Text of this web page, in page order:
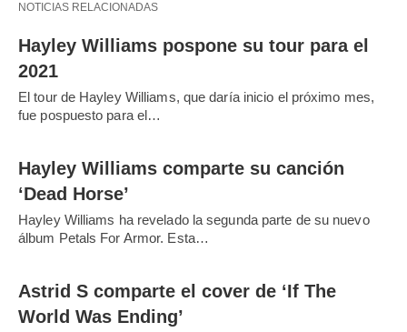
NOTICIAS RELACIONADAS
Hayley Williams pospone su tour para el
2021
El tour de Hayley Williams, que daría inicio el próximo mes,
fue pospuesto para el…
Hayley Williams comparte su canción
‘Dead Horse’
Hayley Williams ha revelado la segunda parte de su nuevo
álbum Petals For Armor. Esta…
Astrid S comparte el cover de ‘If The
World Was Ending’